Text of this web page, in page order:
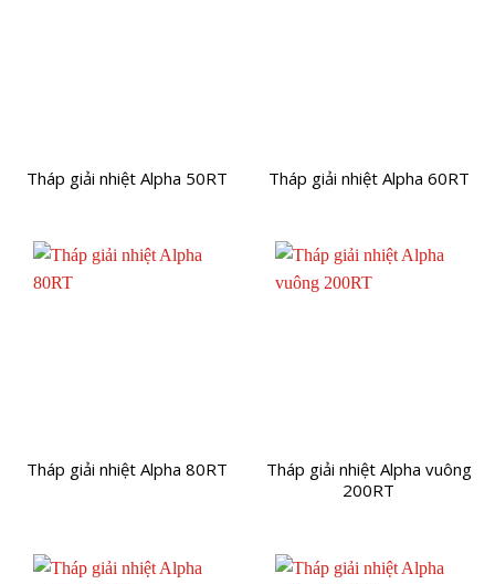
Tháp giải nhiệt Alpha 50RT Tháp giải nhiệt Alpha 60RT
Tháp giải nhiệt Alpha 80RT
Tháp giải nhiệt Alpha vuông
200RT